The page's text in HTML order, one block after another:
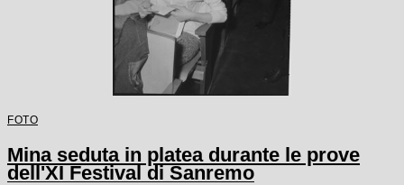
FOTO
Mina seduta in platea durante le prove
dell'XI Festival di Sanremo